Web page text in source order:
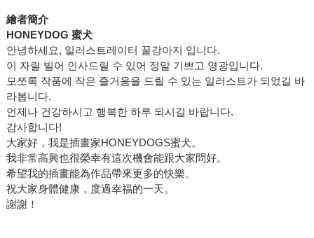
繪者簡介
HONEYDOG 蜜犬
안녕하세요, 일러스트레이터 꿀강아지 입니다.
이 자릴 빌어 인사드릴 수 있어 정말 기쁘고 영광입니다.
모쪼록 작품에 작은 즐거움을 드릴 수 있는 일러스트가 되었길 바
라봅니다.
언제나 건강하시고 행복한 하루 되시길 바랍니다.
감사합니다!
大家好，我是插畫家HONEYDOGS蜜犬。
我非常高興也很榮幸有這次機會能跟大家問好。
希望我的插畫能為作品帶來更多的快樂。
祝大家身體健康，度過幸福的一天。
謝謝！